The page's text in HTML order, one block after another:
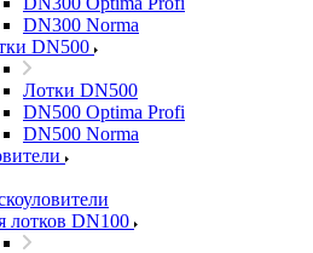
DN300 Norma
DN500
Лотки DN500
DN500 Optima Profi
DN500 Norma
лотков DN100